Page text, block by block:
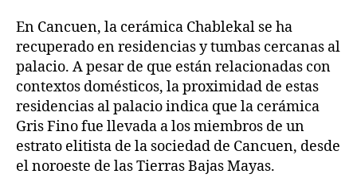
En Cancuen, la cerámica Chablekal se ha
recuperado en residencias y tumbas cercanas al
palacio. A pesar de que están relacionadas con
contextos domésticos, la proximidad de estas
residencias al palacio indica que la cerámica
Gris Fino fue llevada a los miembros de un
estrato elitista de la sociedad de Cancuen, desde
el noroeste de las Tierras Bajas Mayas.